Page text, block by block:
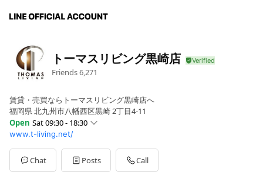
トーマスリビング黒崎店
Friends6,271
賃貸・売買ならトーマスリビング黒崎店へ
福岡県 北九州市八幡西区黒崎 2丁目4-11
Open Sat 09:30 - 18:30
Sun09:30 - 18:30
Mon09:30 - 18:30
Tue09:30 - 18:30
Wed09:30 - 18:30
www.t-living.net/
Chat Posts Call